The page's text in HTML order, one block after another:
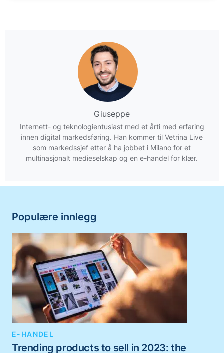
Giuseppe
Internett- og teknologientusiast med et årti med erfaring
innen digital markedsføring. Han kommer til Vetrina Live
som markedssjef etter å ha jobbet i Milano for et
multinasjonalt medieselskap og en e-handel for klær.
Populære innlegg
E-HANDEL
Trending products to sell in 2023: the